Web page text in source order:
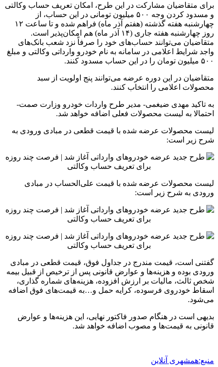
برای متقاضیان مشارکت در این طرح، امکان تعریف حساب وکالتی
و مسدود کردن وجه ۵٠٠ میلیون تومانی در این حساب، از
چهارشنبه هفته گذشته (هفتم آذر ماه) فراهم شده و تا ساعت ۱۲
روز چهارشنبه هفته جاری (١۴ آذر ماه) هم امکان‌پذیر است.
متقاضیان می‌توانند حساب‌های خود را صرفاً نزد شعب بانک‌های
واجد شرایط اعلامی در سامانه به نام خودرو وارداتی وکالتی و مبلغ
۵٠٠ میلیون تومان را در این حساب مسدود کنند.
متقاضیان در این دوره عرضه می‌توانند پنج اولویت از سبد
محصولات اعلامی را انتخاب کنند.
به تاکید مهدی ضیغمی- مدیر طرح واردات خودرو وزارت صمت-
احتمالا به لیست محصولات فعلی اضافه خواهد شد.
لیست محصولات عرضه شده با قیمت قطعی در مبادی ورودی به
شرح زیر است:
لیست محصولات عرضه شده با قیمت علی‌الحساب در مبادی
ورودی به شرح زیر است:
گفتنی است، قیمت مندرج در جداول فوق، قیمت قطعی در مبادی
ورودی بوده و هزینه‌ها و عوارض قانونی پس از ترخیص از قبیل بیمه
شخص ثالث، مالیات بر ارزش افزوده، هزینه‌های شماره گذاری،
اسقاط خودروی فرسوده، کرایه حمل و…به قیمت‌های فوق اضافه
می‌شود.
بدیهی است در هنگام صدور فاکتور نهایی، این هزینه‌ها و عوارض
قانونی به قیمت‌ها و مصوب اضافه خواهد شد.
منبع:همشهری آنلاین